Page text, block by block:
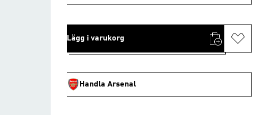
Lägg i varukorg
Handla Arsenal